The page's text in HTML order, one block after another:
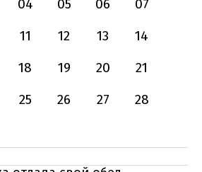
04 05 06
07
11 12 13
14
18 19 20
21
25 26 27
28